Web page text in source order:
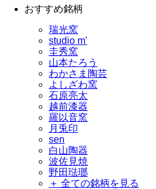
おすすめ銘柄
瑞光窯
studio m'
圭秀窯
山本たろう
わかさま陶芸
よしざわ窯
石原亮太
越前漆器
羅以音窯
月兎印
sen
白山陶器
波佐見焼
野田琺瑯
＋ 全ての銘柄を見る